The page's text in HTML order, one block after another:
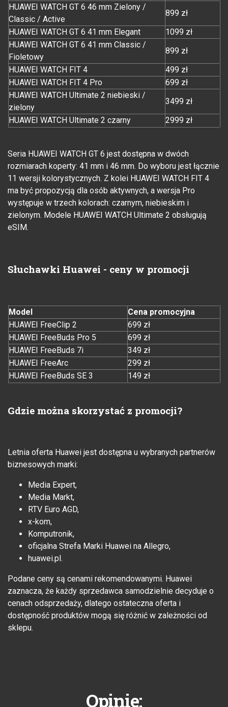
HUAWEI WATCH GT 6 46 mm Zielony /
Classic / Active
899 zł
HUAWEI WATCH GT 6 41 mm Elegant
1099 zł
HUAWEI WATCH GT 6 41 mm Classic /
Fioletowy
899 zł
HUAWEI WATCH FIT 4
499 zł
HUAWEI WATCH FIT 4 Pro
699 zł
HUAWEI WATCH Ultimate 2 niebieski /
zielony
3499 zł
HUAWEI WATCH Ultimate 2 czarny
2999 zł
Seria HUAWEI WATCH GT 6 jest dostępna w dwóch
rozmiarach koperty: 41 mm i 46 mm. Do wyboru jest łącznie
11 wersji kolorystycznych. Z kolei HUAWEI WATCH FIT 4
ma być propozycją dla osób aktywnych, a wersja Pro
występuje w trzech kolorach: czarnym, niebieskim i
zielonym. Modele HUAWEI WATCH Ultimate 2 obsługują
eSIM.
Słuchawki Huawei - ceny w promocji
Model
Cena promocyjna
HUAWEI FreeClip 2
699 zł
HUAWEI FreeBuds Pro 5
699 zł
HUAWEI FreeBuds 7i
349 zł
HUAWEI FreeArc
299 zł
HUAWEI FreeBuds SE 3
149 zł
Gdzie można skorzystać z promocji?
Letnia oferta Huawei jest dostępna u wybranych partnerów
biznesowych marki:
Media Expert,
Media Markt,
RTV Euro AGD,
x-kom,
Komputronik,
oficjalna Strefa Marki Huawei na Allegro,
huawei.pl.
Podane ceny są cenami rekomendowanymi. Huawei
zaznacza, że każdy sprzedawca samodzielnie decyduje o
cenach odsprzedaży, dlatego ostateczna oferta i
dostępność produktów mogą się różnić w zależności od
sklepu.
Opinie: